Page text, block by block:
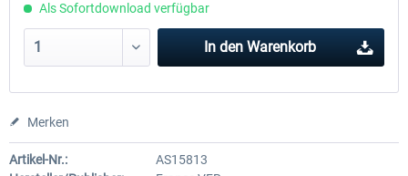
Als Sofortdownload verfügbar
In den Warenkorb
Merken
Artikel-Nr.:
AS15813